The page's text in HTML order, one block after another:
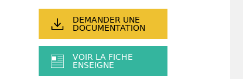
DEMANDER UNE
DOCUMENTATION
VOIR LA FICHE
ENSEIGNE